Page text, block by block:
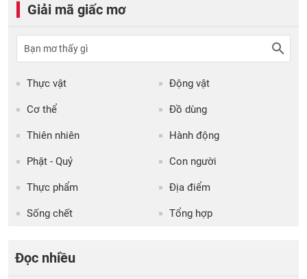
Giải mã giấc mơ
Thực vật Động vật
Cơ thể Đồ dùng
Thiên nhiên Hành động
Phật - Quỷ Con người
Thực phẩm Địa điểm
Sống chết Tổng hợp
Đọc nhiều